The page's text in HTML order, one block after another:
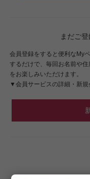
まだご
会員登録をすると便利なMy
するだけで、毎回お名前や
をお楽しみいただけます。
▼会員サービスの詳細・新規